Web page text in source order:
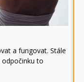
a fungovat. Stále
odpočinku to